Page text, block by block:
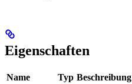
Eigenschaften
Name Typ Beschreibung